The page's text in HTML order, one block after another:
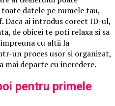
datele pe numele tau,
Daca ai introdus corect ID-ul,
de obicei te poti relaxa si sa
cu altii la
un proces usor si organizat,
mai departe cu incredere.
pentru primele